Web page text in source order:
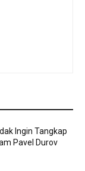
Ingin Tangkap
Pavel Durov